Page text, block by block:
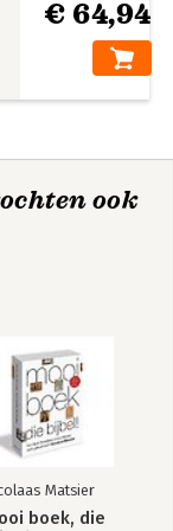
€ 64,94
ook
Matsier
boek, die